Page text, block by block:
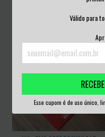
Válido para
Esse cupom é de uso único,
sem juros